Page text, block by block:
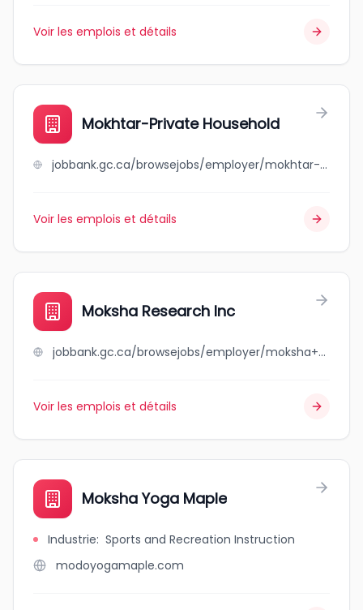
Voir les emplois et détails
Mokhtar-Private Household
jobbank.gc.ca/browsejobs/employer/mokhtar-private+household/ca
Voir les emplois et détails
Moksha Research Inc
jobbank.gc.ca/browsejobs/employer/moksha+research+inc/ca
Voir les emplois et détails
Moksha Yoga Maple
Industrie: Sports and Recreation Instruction
modoyogamaple.com